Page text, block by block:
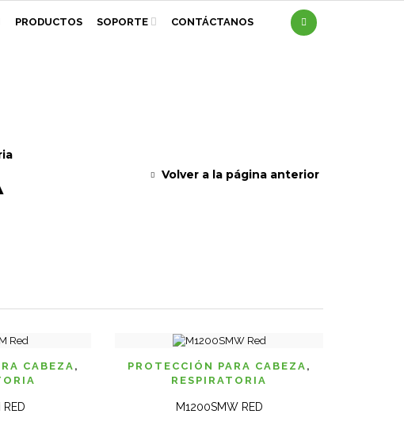
PRODUCTOS SOPORTE CONTÁCTANOS
Volver a la página anterior
VISTA RAPIDA
CABEZA,
RED
VISTA RAPIDA
PROTECCIÓN PARA CABEZA ,
RESPIRATORIA
M1200SMW RED